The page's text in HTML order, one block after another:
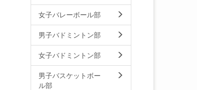
女子バレーボール部
男子バドミントン部
女子バドミントン部
男子バスケットボー
ル部